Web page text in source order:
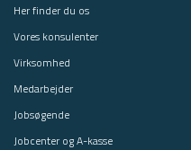
Her finder du os
Vores konsulenter
Virksomhed
Medarbejder
Jobsøgende
Jobcenter og A-kasse